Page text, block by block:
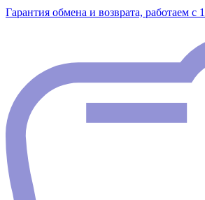
Гарантия обмена и возврата, работаем с